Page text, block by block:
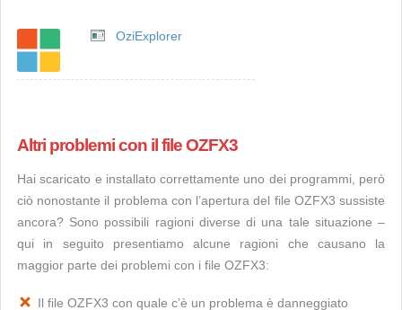
OziExplorer
Altri problemi con il file OZFX3
Hai scaricato e installato correttamente uno dei programmi, però
ciò nonostante il problema con l’apertura del file OZFX3 sussiste
ancora? Sono possibili ragioni diverse di una tale situazione –
qui in seguito presentiamo alcune ragioni che causano la
maggior parte dei problemi con i file OZFX3:
Il file OZFX3 con quale c’è un problema è danneggiato